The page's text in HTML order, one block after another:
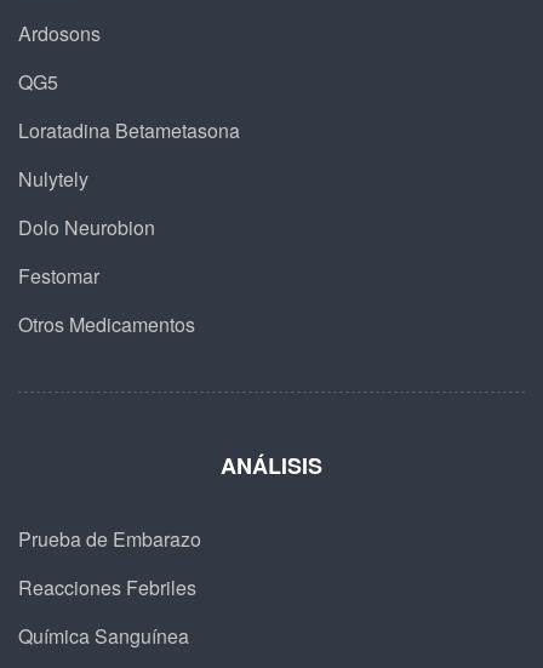
Ardosons
QG5
Loratadina Betametasona
Nulytely
Dolo Neurobion
Festomar
Otros Medicamentos
ANÁLISIS
Prueba de Embarazo
Reacciones Febriles
Química Sanguínea